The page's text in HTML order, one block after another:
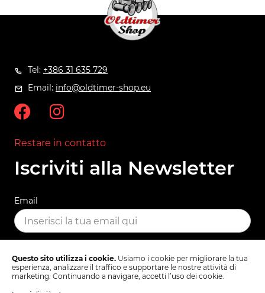
Tel: +386 31 635 729
Email: info@oldtimer-shop.eu
Restare in contatto
Iscriviti alla Newsletter
Email
ISCRIVITI
Questo sito utilizza i cookie. Usiamo i cookie per migliorare la tua
esperienza, analizzare il traffico e supportare le nostre attività di
marketing. Continuando a navigare, accetti l’uso dei cookie.